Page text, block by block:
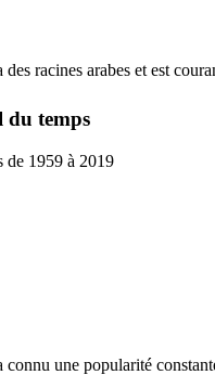
racines arabes et est
du temps
de 1959 à 2019
une popularité